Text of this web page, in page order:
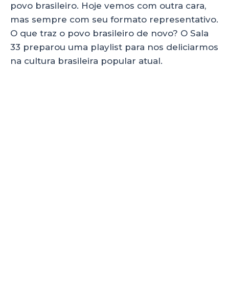
povo brasileiro. Hoje vemos com outra cara,
mas sempre com seu formato representativo.
O que traz o povo brasileiro de novo? O Sala
33 preparou uma playlist para nos deliciarmos
na cultura brasileira popular atual.